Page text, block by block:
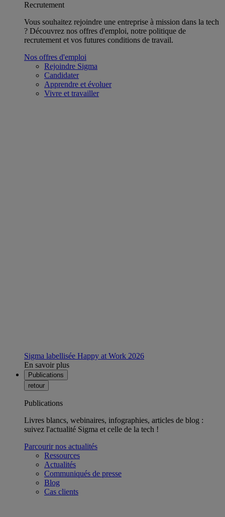
Recrutement
Vous souhaitez rejoindre une entreprise à mission dans la tech
? Découvrez nos offres d'emploi, notre politique de
recrutement et vos futures conditions de travail.
Nos offres d'emploi
Rejoindre Sigma
Candidater
Apprendre et évoluer
Vivre et travailler
Sigma labellisée Happy at Work 2026
En savoir plus
Publications
retour
Publications
Livres blancs, webinaires, infographies, articles de blog :
suivez l'actualité Sigma et celle de la tech !
Parcourir nos actualités
Ressources
Actualités
Communiqués de presse
Blog
Cas clients